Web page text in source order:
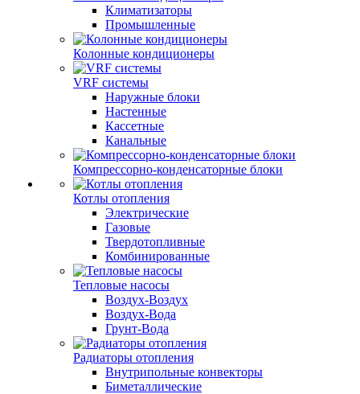
Климатизаторы
Промышленные
Колонные кондиционеры
VRF системы
Наружные блоки
Настенные
Кассетные
Канальные
Компрессорно-конденсаторные блоки
Котлы отопления
Электрические
Газовые
Твердотопливные
Комбинированные
Тепловые насосы
Воздух-Воздух
Воздух-Вода
Грунт-Вода
Радиаторы отопления
Внутрипольные конвекторы
Биметаллические